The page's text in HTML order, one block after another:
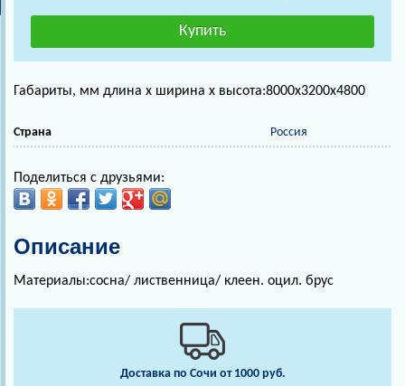
Габариты, мм длина х ширина х высота:8000х3200х4800
Страна Россия
Поделиться с друзьями:
Описание
Материалы:сосна/ лиственница/ клеен. оцил. брус
Доставка по Сочи от 1000 руб.